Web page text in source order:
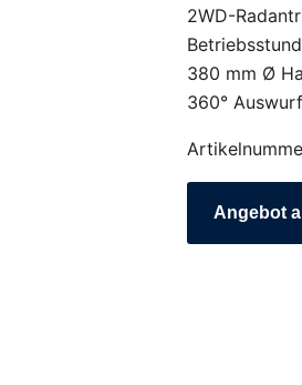
2WD-
380 mm Ø
360°
Angebot